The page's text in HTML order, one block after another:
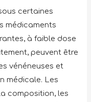
certaines
médicaments
à faible dose
peuvent être
vénéneuses et
médicale. Les
composition, les